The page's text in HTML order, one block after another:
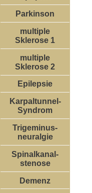
Parkinson
multiple
Sklerose 1
multiple
Sklerose 2
Epilepsie
Karpaltunnel-
Syndrom
Trigeminus-
neuralgie
Spinalkanal-
stenose
Demenz